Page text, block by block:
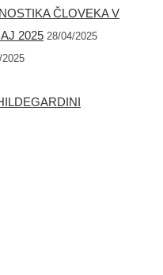
ČLOVEKA V
2025 28/04/2025
2025